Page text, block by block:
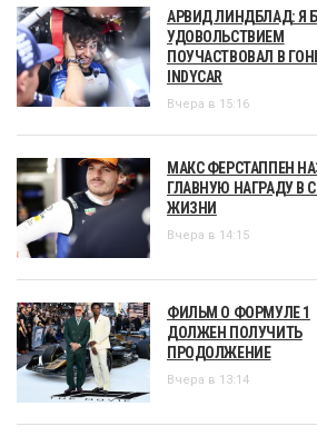
АРВИД ЛИНДБЛАД: Я
УДОВОЛЬСТВИЕМ
ПОУЧАСТВОВАЛ В
INDYCAR
Вчера в 15:16
МАКС ФЕРСТАППЕН
ГЛАВНУЮ НАГРАДУ В
ЖИЗНИ
Вчера в 14:15
ФИЛЬМ О ФОРМУЛЕ 1
ДОЛЖЕН ПОЛУЧИТЬ
ПРОДОЛЖЕНИЕ
Вчера в 13:14